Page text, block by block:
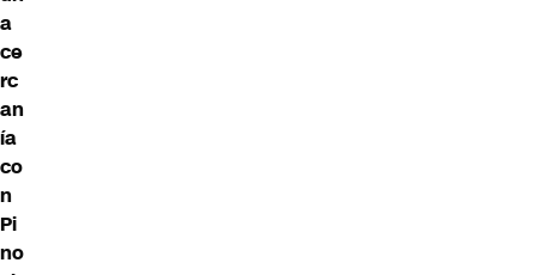
a
ce
rc
an
ía
co
n
Pi
no